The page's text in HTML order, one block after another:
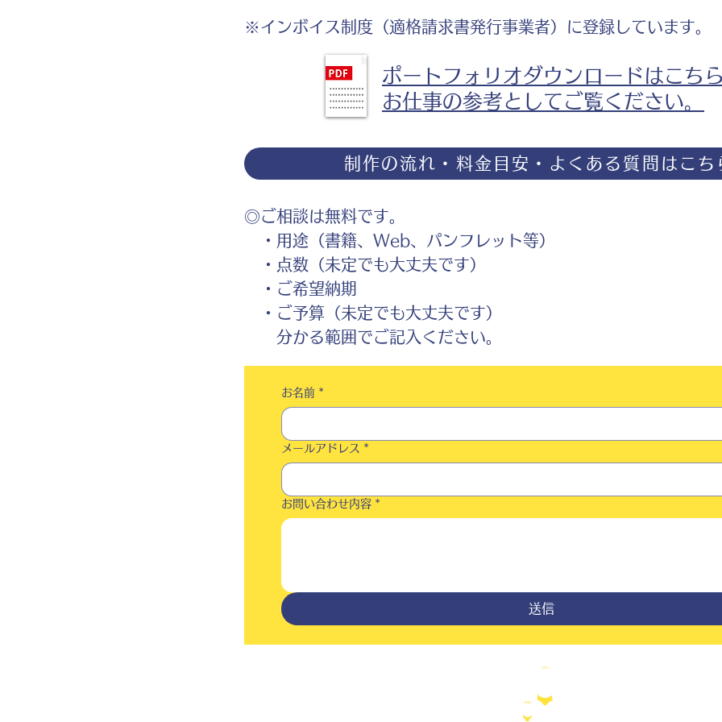
※インボイス制度（適格請求書発行事業者）に登録しています。
ポートフォリオダウンロードはこち
お仕事の参考としてご覧ください。
制作の流れ・料金目安・よくある質問はこち
◎ご相談は無料です。
・用途（書籍、Web、パンフレット等）
・点数（未定でも大丈夫です）
・ご希望納期
・ご予算（未定でも大丈夫です）
分かる範囲でご記入ください。
お名前 *
メールアドレス *
お問い合わせ内容 *
送信